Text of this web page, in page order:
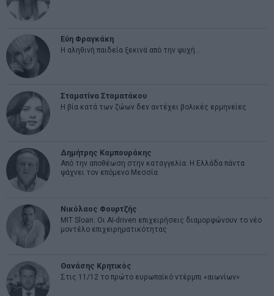
Εύη Φραγκάκη
Η αληθινή παιδεία ξεκινά από την ψυχή…
Σταματίνα Σταματάκου
Η βία κατά των ζώων δεν αντέχει βολικές ερμηνείες
Δημήτρης Καμπουράκης
Από την αποθέωση στην καταγγελία: Η Ελλάδα πάντα
ψάχνει τον επόμενο Μεσσία
Νικόλαος Φουρτζής
MIT Sloan: Οι AI-driven επιχειρήσεις διαμορφώνουν το νέο
μοντέλο επιχειρηματικότητας
Θανάσης Κρητικός
Στις 11/12 το πρώτο ευρωπαϊκό ντέρμπι «αιωνίων»